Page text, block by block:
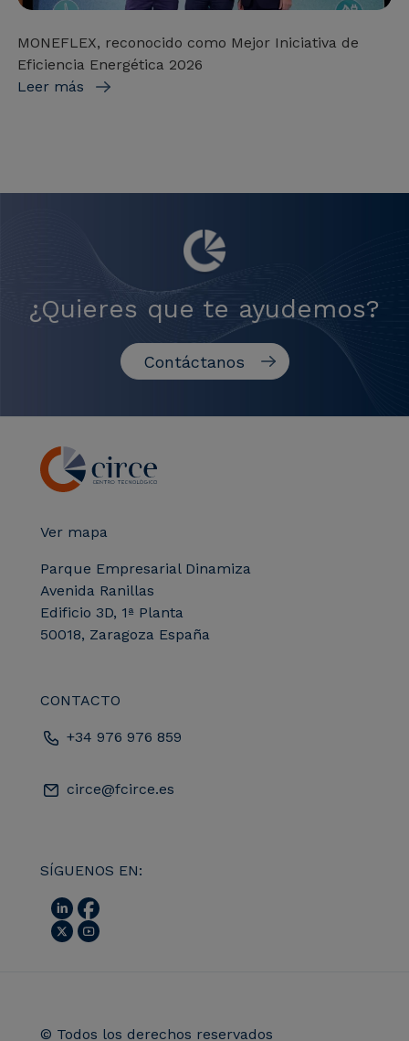
MONEFLEX, reconocido como Mejor Iniciativa de
Eficiencia Energética 2026
Leer más
¿Quieres que te ayudemos?
Contáctanos
Ver mapa
Parque Empresarial Dinamiza
Avenida Ranillas
Edificio 3D, 1ª Planta
50018, Zaragoza España
CONTACTO
+34 976 976 859
circe@fcirce.es
SÍGUENOS EN:
© Todos los derechos reservados